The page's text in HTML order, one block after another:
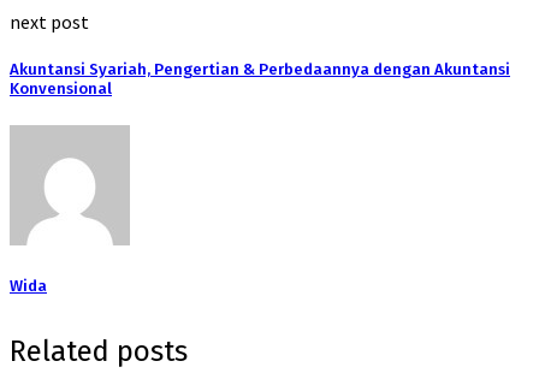
next post
Akuntansi Syariah, Pengertian & Perbedaannya dengan Akuntansi
Konvensional
Wida
Related posts